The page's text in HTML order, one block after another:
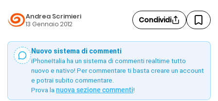
Andrea Scrimieri
13 Gennaio 2012 Condividi
Nuovo sistema di commenti
iPhoneItalia ha un sistema di commenti realtime tutto
nuovo e nativo! Per commentare ti basta creare un account
e potrai subito commentare.
Prova la nuova sezione commenti!